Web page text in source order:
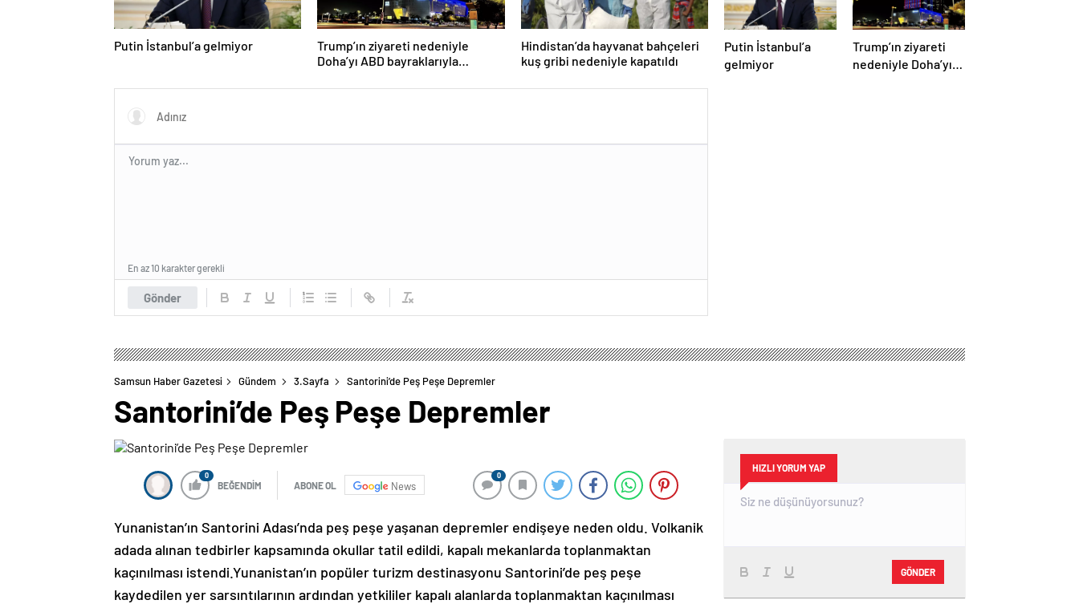
Putin İstanbul’a gelmiyor
Trump’ın ziyareti nedeniyle
Doha’yı ABD bayraklarıyla
Hindistan’da hayvanat bahçeleri
kuş gribi nedeniyle kapatıldı
Gönder
En az 10 karakter gerekli
Putin İstanbul’a
gelmiyor
Trump’ın ziyareti
nedeniyle Doha’yı
Samsun Haber Gazetesi Gündem 3.Sayfa Santorini’de Peş Peşe Depremler
Santorini’de Peş Peşe Depremler
0
BEĞENDİM ABONE OL News
0
Yunanistan’ın Santorini Adası’nda peş peşe yaşanan depremler endişeye neden oldu. Volkanik
adada alınan tedbirler kapsamında okullar tatil edildi, kapalı mekanlarda toplanmaktan
kaçınılması istendi.Yunanistan’ın popüler turizm destinasyonu Santorini’de peş peşe
kaydedilen yer sarsıntılarının ardından yetkililer kapalı alanlarda toplanmaktan kaçınılması
HIZLI YORUM YAP
GÖNDER